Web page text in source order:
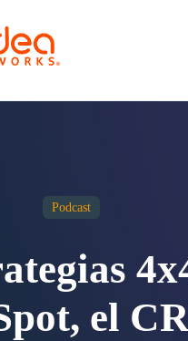
Podcast
el